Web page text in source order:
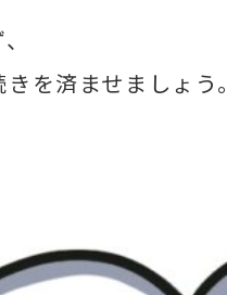
を済ませましょう。